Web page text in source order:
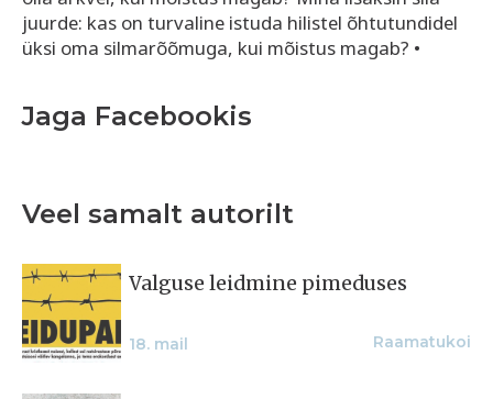
juurde: kas on turvaline istuda hilistel õhtutundidel
üksi oma silmarõõmuga, kui mõistus magab? •
Jaga Facebookis
Veel samalt autorilt
Valguse leidmine pimeduses
18. mail Raamatukoi